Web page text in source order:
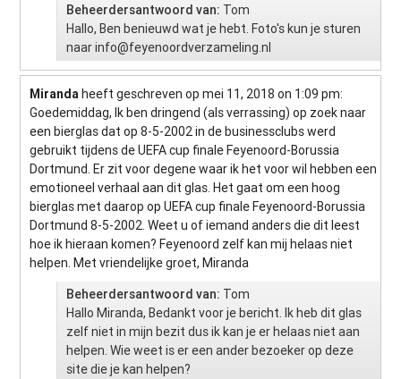
Beheerdersantwoord van: Tom
Hallo, Ben benieuwd wat je hebt. Foto's kun je sturen
naarinfo@feyenoordverzameling.nl
Mirandaheeft geschreven op mei 11, 2018 on 1:09 pm:
Goedemiddag, Ik ben dringend (als verrassing) op zoek naar
een bierglas dat op 8-5-2002 in de businessclubs werd
gebruikt tijdens de UEFA cup finale Feyenoord-Borussia
Dortmund. Er zit voor degene waar ik het voor wil hebben een
emotioneel verhaal aan dit glas. Het gaat om een hoog
bierglas met daarop op UEFA cup finale Feyenoord-Borussia
Dortmund 8-5-2002. Weet u of iemand anders die dit leest
hoe ik hieraan komen? Feyenoord zelf kan mij helaas niet
helpen. Met vriendelijke groet, Miranda
Beheerdersantwoord van: Tom
Hallo Miranda, Bedankt voor je bericht. Ik heb dit glas
zelf niet in mijn bezit dus ik kan je er helaas niet aan
helpen. Wie weet is er een ander bezoeker op deze
site die je kan helpen?